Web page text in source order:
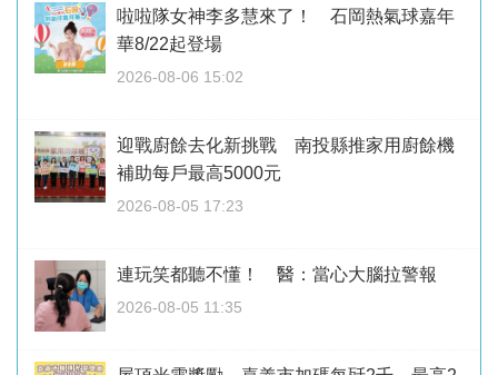
啦啦隊女神李多慧來了！ 石岡熱氣球嘉年
華8/22起登場
2026-08-06 15:02
迎戰廚餘去化新挑戰 南投縣推家用廚餘機
補助每戶最高5000元
2026-08-05 17:23
連玩笑都聽不懂！ 醫：當心大腦拉警報
2026-08-05 11:35